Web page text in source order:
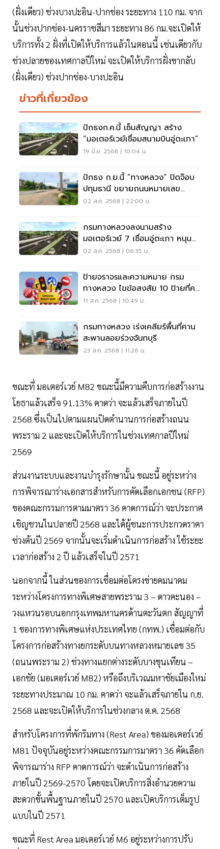
(ฝั่งเดียว) ช่วงบางปะอิน-ปากช่อง ระยะทาง 110 กม. จาก
นั้นช่วงปากช่อง-นครราชสีมา ระยะทาง 86 กม.จะเปิดให้
บริการทั้ง 2 ฝั่งที่เปิดให้บริการแล้วในตอนนี้ เช่นเดียวกับ
ช่วงปลายของเทศกาลปีใหม่ จะเปิดให้บริการฝั่งขากลับ
(ฝั่งเดียว) ช่วงปากช่อง-บางปะอิน
ข่าวที่เกี่ยวข้อง
ปักธงก.ค.นี้ เซ็นสัญญา สร้าง
“มอเตอร์เวย์เชื่อมสนามบินอู่ตะเภา”
19 มิ.ย. 2568 | 10:04 น.
ปักธง ก.ย.นี้ “ทางหลวง” ปิดจ๊อบ
ปทุมธานี ขยายถนนหมายเลข
307-แยกปทุมวิไล
02 ส.ค. 2568 | 22:00 น.
กรมทางหลวงลงนามสร้าง
มอเตอร์เวย์ 7 เชื่อมอู่ตะเภา หนุน
EEC เติบโต
02 ส.ค. 2568 | 06:35 น.
ป้ายจราจรและความหมาย กรม
ทางหลวง ไขข้อสงสัย 10 ป้ายที่คน
เข้าใจผิด
11 ส.ค. 2568 | 10:49 น.
กรมทางหลวง เร่งเคลียร์พื้นที่คาน
สะพานลอยร่วงจันทบุรี
23 ส.ค. 2568 | 11:26 น.
ขณะที่ มอเตอร์เวย์ M82 ขณะนี้มีความคืบการก่อสร้างงาน
โยธาแล้วเสร็จ 91.13% คาดว่า จะแล้วเสร็จภายในปี
2568 ซึ่งเป็นไปตามแผนปิดตำนานการก่อสร้างถนน
พระราม 2 และจะเปิดให้บริการในช่วงเทศกาลปีใหม่
2569
ส่วนงานระบบและงานบำรุงรักษานั้น ขณะนี้ อยู่ระหว่าง
การพิจารณาร่างเอกสารสำหรับการคัดเลือกเอกชน (RFP)
ของคณะกรรมการตามมาตรา 36 คาดการณ์ว่า จะประกาศ
เชิญชวนในปลายปี 2568 และได้ผู้ชนะการประกวดราคา
ช่วงต้นปี 2569 จากนั้นจะเริ่มดำเนินการก่อสร้าง ใช้ระยะ
เวลาก่อสร้าง 2 ปี แล้วเสร็จในปี 2571
นอกจากนี้ ในส่วนของการเชื่อมต่อโครงข่ายคมนาคม
ระหว่างโครงการทางพิเศษสายพระราม 3 – ดาวคะนอง –
วงแหวนรอบนอกกรุงเทพมหานครด้านตะวันตก สัญญาที่
1 ของการทางพิเศษแห่งประเทศไทย (กทพ.) เชื่อมต่อกับ
โครงการก่อสร้างทางยกระดับบนทางหลวงหมายเลข 35
(ถนนพระราม 2) ช่วงทางแยกต่างระดับบางขุนเทียน –
เอกชัย (มอเตอร์เวย์ M82) หรือถึงบริเวณมหาชัยเมืองใหม่
ระยะทางประมาณ 10 กม. คาดว่า จะแล้วเสร็จภายใน ก.ย.
2568 และจะเปิดให้บริการในช่วงกลาง ต.ค. 2568
สำหรับโครงการที่พักริมทาง (Rest Area) ของมอเตอร์เวย์
M81 ปัจจุบันอยู่ระหว่างคณะกรรมการมาตรา 36 คัดเลือก
พิจารณาร่าง RFP คาดการณ์ว่า จะดำเนินการก่อสร้าง
ภายในปี 2569-2570 โดยจะเปิดบริการสิ่งอำนวยความ
สะดวกขั้นพื้นฐานภายในปี 2570 และเปิดบริการเต็มรูป
แบบในปี 2571
ขณะที่ Rest Area มอเตอร์เวย์ M6 อยู่ระหว่างการปรับ